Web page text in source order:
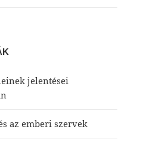
jelentései
az emberi szervek